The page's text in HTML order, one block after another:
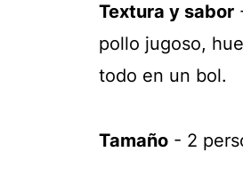
Textura y sabor
pollo jugoso,
todo en un bol.
Tamaño - 2